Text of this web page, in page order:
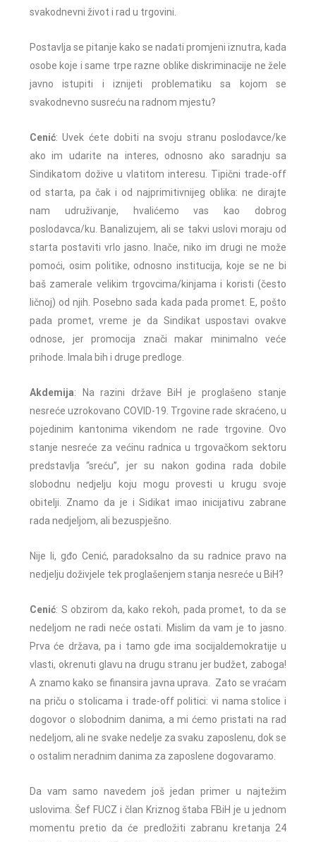
svakodnevni život i rad u trgovini.
Postavlja se pitanje kako se nadati promjeni iznutra, kada
osobe koje i same trpe razne oblike diskriminacije ne žele
javno istupiti i iznijeti problematiku sa kojom se
svakodnevno susreću na radnom mjestu?
Cenić: Uvek ćete dobiti na svoju stranu poslodavce/ke
ako im udarite na interes, odnosno ako saradnju sa
Sindikatom dožive u vlatitom interesu. Tipični trade-off
od starta, pa čak i od najprimitivnijeg oblika: ne dirajte
nam udruživanje, hvalićemo vas kao dobrog
poslodavca/ku. Banalizujem, ali se takvi uslovi moraju od
starta postaviti vrlo jasno. Inače, niko im drugi ne može
pomoći, osim politike, odnosno institucija, koje se ne bi
baš zamerale velikim trgovcima/kinjama i koristi (često
ličnoj) od njih. Posebno sada kada pada promet. E, pošto
pada promet, vreme je da Sindikat uspostavi ovakve
odnose, jer promocija znači makar minimalno veće
prihode. Imala bih i druge predloge.
Akdemija: Na razini države BiH je proglašeno stanje
nesreće uzrokovano COVID-19. Trgovine rade skraćeno, u
pojedinim kantonima vikendom ne rade trgovine. Ovo
stanje nesreće za većinu radnica u trgovačkom sektoru
predstavlja “sreću”, jer su nakon godina rada dobile
slobodnu nedjelju koju mogu provesti u krugu svoje
obitelji. Znamo da je i Sidikat imao inicijativu zabrane
rada nedjeljom, ali bezuspješno.
Nije li, gđo Cenić, paradoksalno da su radnice pravo na
nedjelju doživjele tek proglašenjem stanja nesreće u BiH?
Cenić: S obzirom da, kako rekoh, pada promet, to da se
nedeljom ne radi neće ostati.
Mislim da vam je to jasno.
Prva će država, pa i tamo gde ima socijaldemokratije u
vlasti, okrenuti glavu na drugu stranu jer budžet, zaboga!
A znamo kako se finansira javna uprava. Zato se vraćam
na priču o stolicama i trade-off politici: vi nama stolice i
dogovor o slobodnim danima, a mi ćemo pristati na rad
nedeljom, ali ne svake nedelje za svaku zaposlenu, dok se
o ostalim neradnim danima za zaposlene dogovaramo.
Da vam samo navedem još jedan primer u najtežim
uslovima. Šef FUCZ i član Kriznog štaba FBiH je u jednom
momentu pretio da će predložiti zabranu kretanja 24